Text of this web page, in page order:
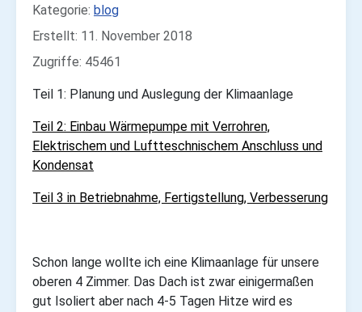
Kategorie: blog
Erstellt: 11. November 2018
Zugriffe: 45461
Teil 1: Planung und Auslegung der Klimaanlage
Teil 2: Einbau Wärmepumpe mit Verrohren,
Elektrischem und Luftteschnischem Anschluss und
Kondensat
Teil 3 in Betriebnahme, Fertigstellung, Verbesserung
Schon lange wollte ich eine Klimaanlage für unsere
oberen 4 Zimmer. Das Dach ist zwar einigermaßen
gut Isoliert aber nach 4-5 Tagen Hitze wird es